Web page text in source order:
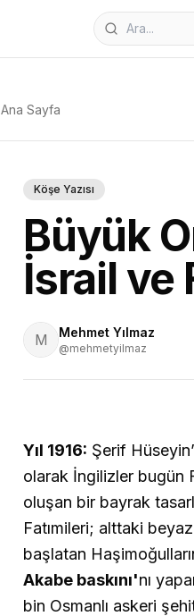
Ana Sayfa
Köşe Yazısı
Büyük
İsrail ve
M Mehmet Yılmaz
@mehmetyilmaz
Yıl 1916: Şerif
olarak İngilizler bugün
oluşan bir bayrak
Fatımileri; alttaki
başlatan
Akabe baskını'nı
bin Osmanlı askeri